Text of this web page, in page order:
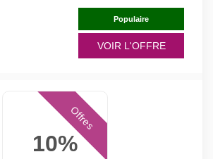
Populaire
VOIR L'OFFRE
10%
Offres